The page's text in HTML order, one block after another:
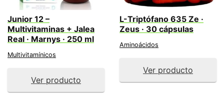
Junior 12 –
Multivitaminas + Jalea
Real · Marnys · 250 ml
Multivitamínicos
Ver producto
L-Triptófano 635 Ze ·
Zeus · 30 cápsulas
Aminoácidos
Ver producto